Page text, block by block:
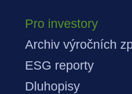
Pro investory
Archiv výročních
ESG reporty
Dluhopisy